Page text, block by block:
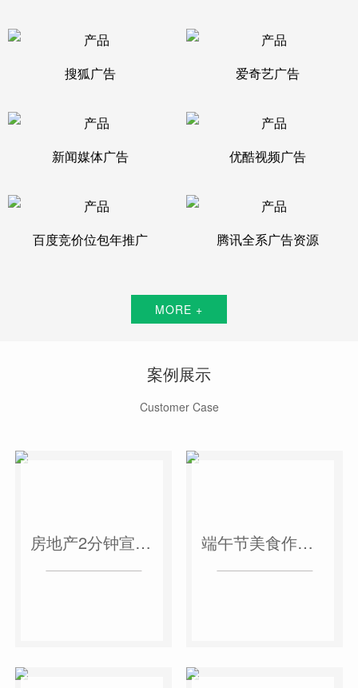
搜狐广告 爱奇艺广告
新闻媒体广告 优酷视频广告
百度竞价位包年推广 腾讯全系广告资源
MORE +
案例展示
Customer Case
房地产2分钟宣传片 端午节美食作品短视频案例